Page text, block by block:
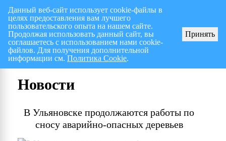
Перспективный план работ на I полугодие 2026 г.
Новости
В Ульяновске продолжаются работы по
сносу аварийно-опасных деревьев
Данный веб-сайт использует cookie-файлы в
целях предоставления вам лучшего
пользовательского опыта на нашем сайте.
Продолжая использовать данный сайт, вы
соглашаетесь с использованием нами cookie-
файлов. Для получения дополнительной
информации см.Политика Cookie.
Принять